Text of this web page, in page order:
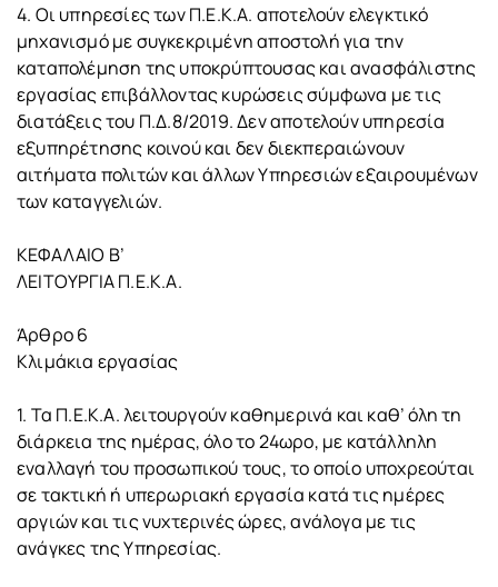
4. Οι υπηρεσίες των Π.Ε.Κ.Α. αποτελούν ελεγκτικό
μηχανισμό με συγκεκριμένη αποστολή για την
καταπολέμηση της υποκρύπτουσας και ανασφάλιστης
εργασίας επιβάλλοντας κυρώσεις σύμφωνα με τις
διατάξεις του Π.Δ.8/2019. Δεν αποτελούν υπηρεσία
εξυπηρέτησης κοινού και δεν διεκπεραιώνουν
αιτήματα πολιτών και άλλων Υπηρεσιών εξαιρουμένων
των καταγγελιών.
ΚΕΦΑΛΑΙΟ Β’
ΛΕΙΤΟΥΡΓΙΑ Π.Ε.Κ.Α.
Άρθρο 6
Κλιμάκια εργασίας
1. Τα Π.Ε.Κ.Α. λειτουργούν καθημερινά και καθ’ όλη τη
διάρκεια της ημέρας, όλο το 24ωρο, με κατάλληλη
εναλλαγή του προσωπικού τους, το οποίο υποχρεούται
σε τακτική ή υπερωριακή εργασία κατά τις ημέρες
αργιών και τις νυχτερινές ώρες, ανάλογα με τις
ανάγκες της Υπηρεσίας.